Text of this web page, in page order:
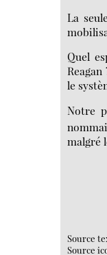
La
Quel
le
Notre
malgré
Source
Source